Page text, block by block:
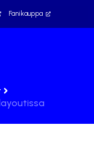
Fanikauppa